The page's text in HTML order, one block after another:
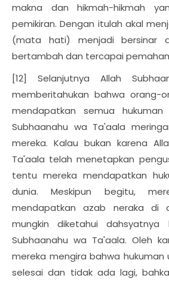
makna dan hikmah-hikmah
pemikiran. Dengan itulah akal
(mata hati) menjadi bersinar
bertambah dan tercapai
[12] Selanjutnya Allah
memberitahukan bahwa orang-
mendapatkan semua
Subhaanahu wa Ta'aala
mereka. Kalau bukan karena
Ta'aala telah menetapkan
tentu mereka mendapatkan
dunia. Meskipun begitu,
mendapatkan azab neraka di
mungkin diketahui dahsyatnya
Subhaanahu wa Ta'aala. Oleh
mereka mengira bahwa hukuman
selesai dan tidak ada lagi,